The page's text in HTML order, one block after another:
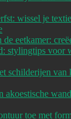
wissel je
eetkamer:
stylingtips voor
schilderijen van
akoestische
toe met